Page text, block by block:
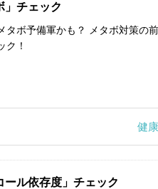
」チェック
タボ予備軍かも？ メタボ対策の
ク！
健
ール依存度」チェック